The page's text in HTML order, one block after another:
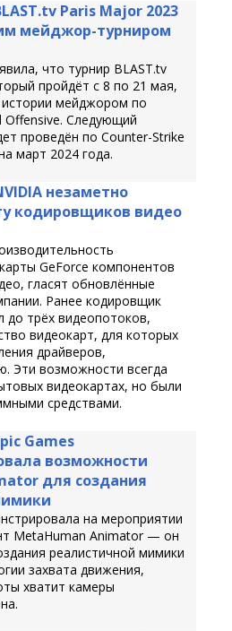
Paris Major 2023
мейджор-турниром
что турнир BLAST.tv
пройдёт с 8 по 21 мая,
мейджором по
Offensive. Следующий
проведён по Counter-Strike
март 2024 года.
незаметно
кодировщиков видео
GeForce компонентов
гласят обновлённые
Ранее кодировщик
до трёх видеопотоков,
видеокарт, для которых
драйверов,
Эти возможности всегда
видеокартах, но были
средствами.
Games
возможности
для создания
на мероприятии
MetaHuman Animator — он
реалистичной мимики
захвата движения,
хватит камеры